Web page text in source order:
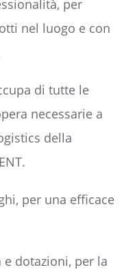
per
nel luogo e con
di tutte le
necessarie a
della
per una efficace
dotazioni, per la